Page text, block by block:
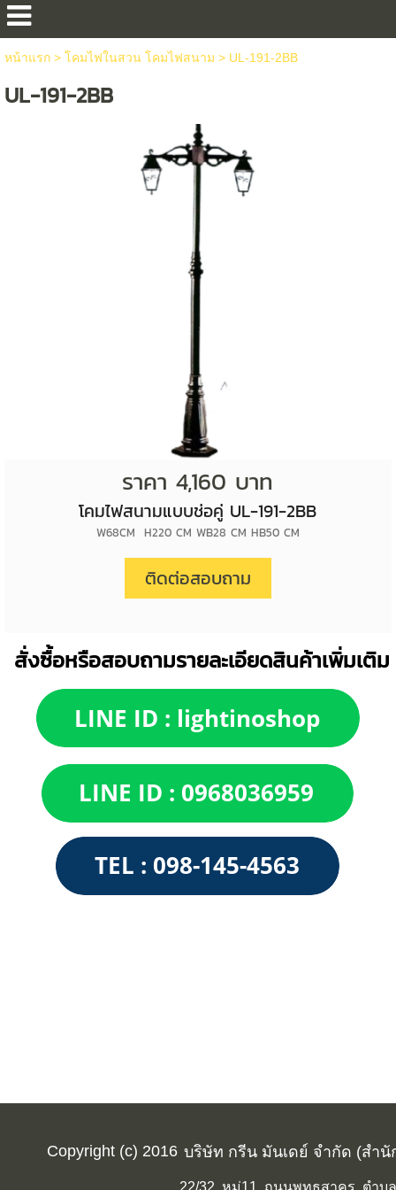
หน้าแรก> โคมไฟในสวน โคมไฟสนาม > UL-191-2BB
UL-191-2BB
ราคา 4,160 บาท
โคมไฟสนามแบบช่อคู่ UL-191-2BB
W68CM H220 CM WB28 CM HB50 CM
ติดต่อสอบถาม
สั่งซื้อหรือสอบถามรายละเอียดสินค้าเพิ่มเติม
Copyright (c) 2016 บริษัท กรีน มันเดย์ จำกัด (สำ